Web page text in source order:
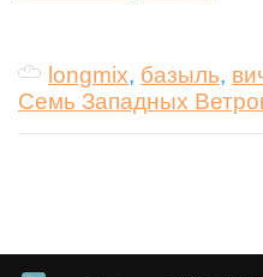
longmix, базыль,
Семь Западных